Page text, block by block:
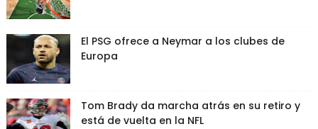
El PSG ofrece a Neymar a los clubes de
Europa
Tom Brady da marcha atrás en su retiro y
está de vuelta en la NFL